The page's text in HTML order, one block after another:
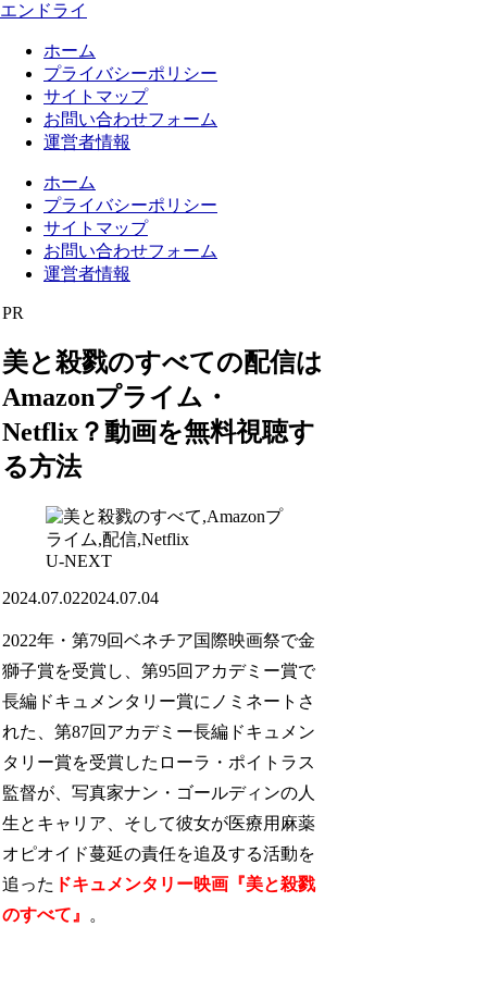
エンドライ
ホーム
プライバシーポリシー
サイトマップ
お問い合わせフォーム
運営者情報
ホーム
プライバシーポリシー
サイトマップ
お問い合わせフォーム
運営者情報
PR
美と殺戮のすべての配信は
Amazonプライム・
Netflix？動画を無料視聴す
る方法
U-NEXT
2024.07.022024.07.04
2022年・第79回ベネチア国際映画祭で金
獅子賞を受賞し、第95回アカデミー賞で
長編ドキュメンタリー賞にノミネートさ
れた、第87回アカデミー長編ドキュメン
タリー賞を受賞したローラ・ポイトラス
監督が、写真家ナン・ゴールディンの人
生とキャリア、そして彼女が医療用麻薬
オピオイド蔓延の責任を追及する活動を
追った ドキュメンタリー映画『美と殺戮
のすべて』
。